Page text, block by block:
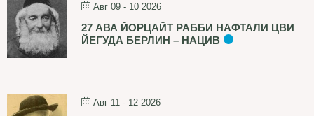
Авг 09 - 10 2026
27 АВА ЙОРЦАЙТ РАББИ НАФТАЛИ ЦВИ
ЙЕГУДА БЕРЛИН – НАЦИВ
Авг 11 - 12 2026